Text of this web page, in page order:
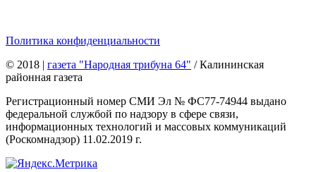
Политика конфиденциальности
© 2018
газета "Народная трибуна 64" / Калининская
районная газета
Регистрационный номер СМИ Эл № ФС77-74944 выдано
федеральной службой по надзору в сфере связи,
информационных технологий и массовых коммуникаций
(Роскомнадзор) 11.02.2019 г.